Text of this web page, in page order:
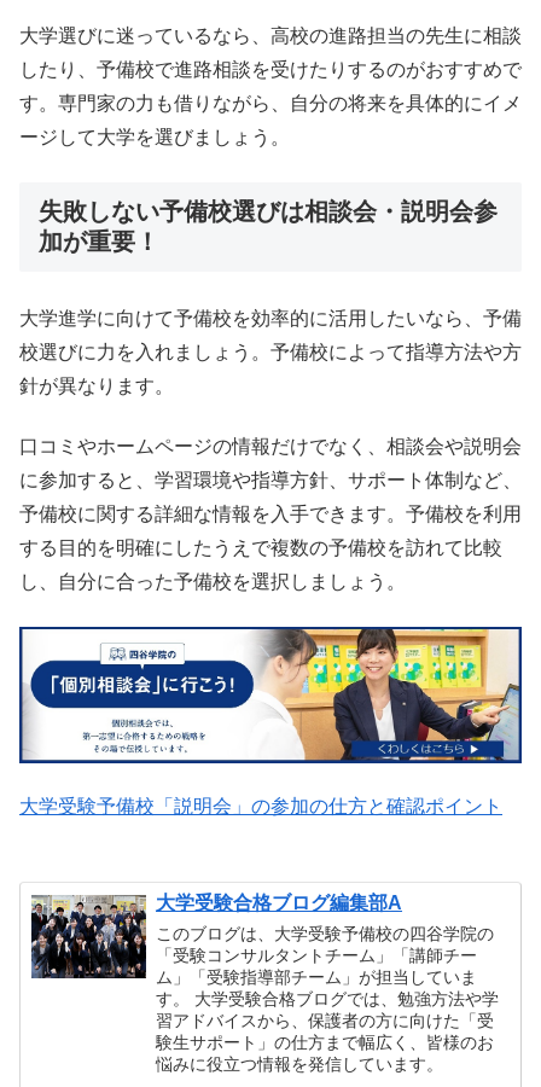
大学選びに迷っているなら、高校の進路担当の先生に相談
したり、予備校で進路相談を受けたりするのがおすすめで
す。専門家の力も借りながら、自分の将来を具体的にイメ
ージして大学を選びましょう。
失敗しない予備校選びは相談会・説明会参
加が重要！
大学進学に向けて予備校を効率的に活用したいなら、予備
校選びに力を入れましょう。予備校によって指導方法や方
針が異なります。
口コミやホームページの情報だけでなく、相談会や説明会
に参加すると、学習環境や指導方針、サポート体制など、
予備校に関する詳細な情報を入手できます。予備校を利用
する目的を明確にしたうえで複数の予備校を訪れて比較
し、自分に合った予備校を選択しましょう。
大学受験予備校「説明会」の参加の仕方と確認ポイント
大学受験合格ブログ編集部A
このブログは、大学受験予備校の四谷学院の
「受験コンサルタントチーム」「講師チー
ム」「受験指導部チーム」が担当していま
す。 大学受験合格ブログでは、勉強方法や学
習アドバイスから、保護者の方に向けた「受
験生サポート」の仕方まで幅広く、皆様のお
悩みに役立つ情報を発信しています。